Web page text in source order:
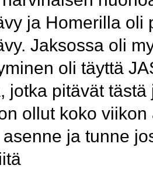
ja Homerilla oli
Jaksossa oli
oli täyttä
jotka pitävät
ollut koko
ja tunne